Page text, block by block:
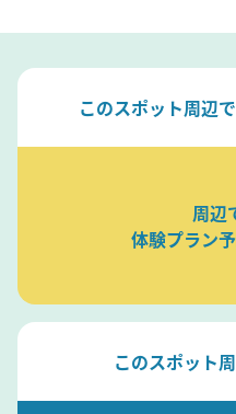
このスポット周辺
周辺
体験プラン
このスポット